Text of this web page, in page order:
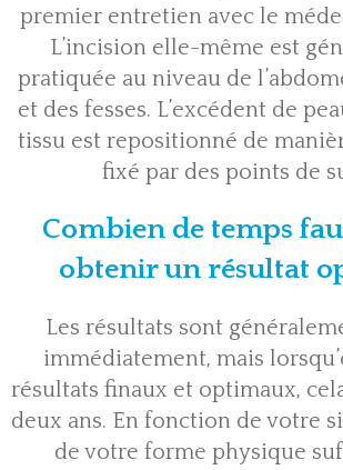
premier entretien avec le
L’incision elle-même est
pratiquée au niveau de
et des fesses. L’excédent de
tissu est repositionné de
fixé par des points de
Combien de temps
obtenir un résultat
Les résultats sont
immédiatement, mais
résultats finaux et optimaux,
deux ans. En fonction de votre
de votre forme physique